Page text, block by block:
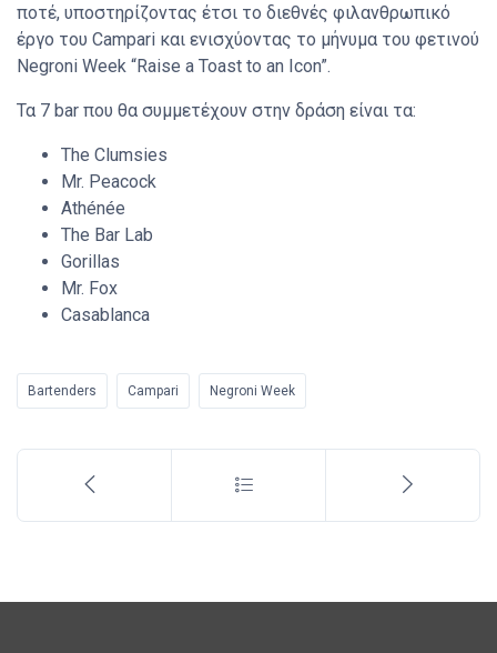
ποτέ, υποστηρίζοντας έτσι το διεθνές φιλανθρωπικό
έργο του Campari και ενισχύοντας το μήνυμα του φετινού
Negroni Week “Raise a Toast to an Icon”.
Τα 7 bar που θα συμμετέχουν στην δράση είναι τα:
The Clumsies
Mr. Peacock
Athénée
The Bar Lab
Gorillas
Mr. Fox
Casablanca
Bartenders Campari Negroni Week